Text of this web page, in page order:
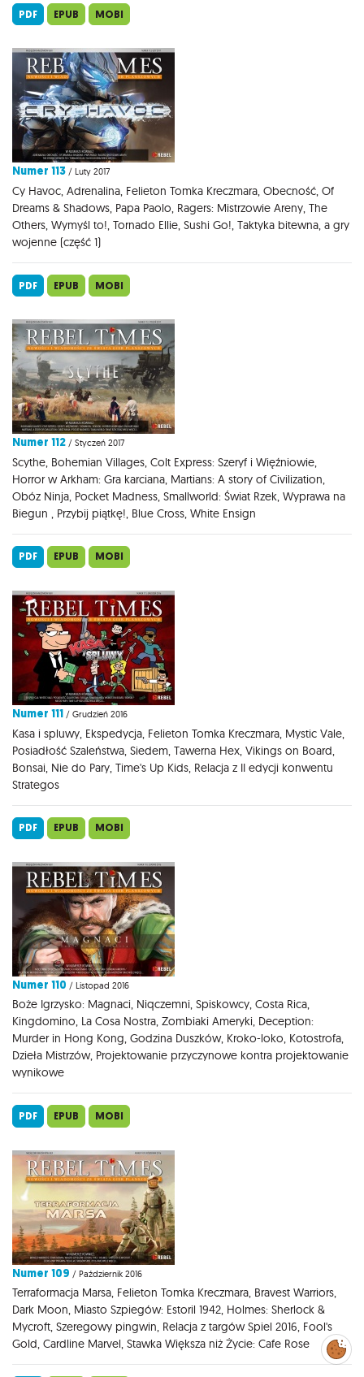
PDF EPUB MOBI
Numer 113 / Luty 2017
Cy Havoc, Adrenalina, Felieton Tomka Kreczmara, Obecność, Of
Dreams & Shadows, Papa Paolo, Ragers: Mistrzowie Areny, The
Others, Wymyśl to!, Tornado Ellie, Sushi Go!, Taktyka bitewna, a gry
wojenne (część 1)
PDF EPUB MOBI
Numer 112 / Styczeń 2017
Scythe, Bohemian Villages, Colt Express: Szeryf i Więźniowie,
Horror w Arkham: Gra karciana, Martians: A story of Civilization,
Obóz Ninja, Pocket Madness, Smallworld: Świat Rzek, Wyprawa na
Biegun , Przybij piątkę!, Blue Cross, White Ensign
PDF EPUB MOBI
Numer 111 / Grudzień 2016
Kasa i spluwy, Ekspedycja, Felieton Tomka Kreczmara, Mystic Vale,
Posiadłość Szaleństwa, Siedem, Tawerna Hex, Vikings on Board,
Bonsai, Nie do Pary, Time's Up Kids, Relacja z II edycji konwentu
Strategos
PDF EPUB MOBI
Numer 110 / Listopad 2016
Boże Igrzysko: Magnaci, Niqczemni, Spiskowcy, Costa Rica,
Kingdomino, La Cosa Nostra, Zombiaki Ameryki, Deception:
Murder in Hong Kong, Godzina Duszków, Kroko-loko, Kotostrofa,
Dzieła Mistrzów, Projektowanie przyczynowe kontra projektowanie
wynikowe
PDF EPUB MOBI
Numer 109 / Październik 2016
Terraformacja Marsa, Felieton Tomka Kreczmara, Bravest Warriors,
Dark Moon, Miasto Szpiegów: Estoril 1942, Holmes: Sherlock &
Mycroft, Szeregowy pingwin, Relacja z targów Spiel 2016, Fool's
Gold, Cardline Marvel, Stawka Większa niż Życie: Cafe Rose
Zarządzaj
preferencjami
cookies